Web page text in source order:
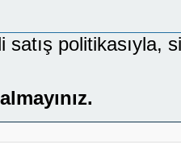
politikasıyla,